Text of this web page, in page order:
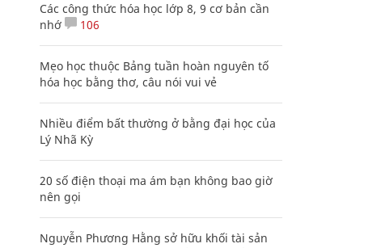
Các công thức hóa học lớp 8, 9 cơ bản cần
nhớ
106
Mẹo học thuộc Bảng tuần hoàn nguyên tố
hóa học bằng thơ, câu nói vui vẻ
Nhiều điểm bất thường ở bằng đại học của
Lý Nhã Kỳ
20 số điện thoại ma ám bạn không bao giờ
nên gọi
Nguyễn Phương Hằng sở hữu khối tài sản